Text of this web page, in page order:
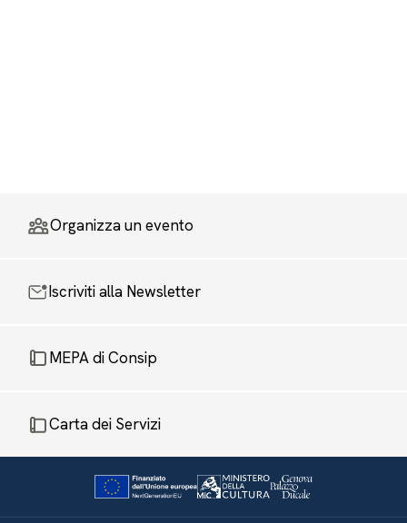
Organizza un evento
Iscriviti alla Newsletter
MEPA di Consip
Carta dei Servizi